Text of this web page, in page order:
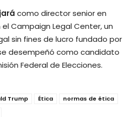
como director senior en
Campaign Legal Center, un
sin fines de lucro fundado por
desempeñó como candidato
Federal de Elecciones.
Trump Ética
normas de ética